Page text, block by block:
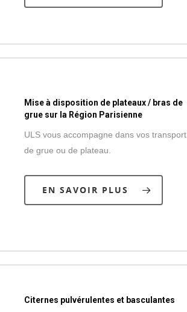
Mise à disposition de plateaux / bras de
grue sur la Région Parisienne
ULS vous accompagne dans vos transport
de grue ou de plateau.
EN SAVOIR PLUS
Citernes pulvérulentes et basculantes